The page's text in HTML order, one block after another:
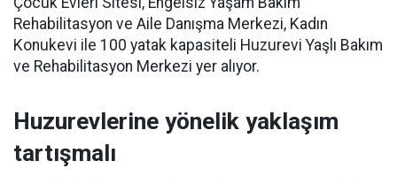
Rehabilitasyon ve Aile Danışma Merkezi, Kadın
Konukevi ile 100 yatak kapasiteli Huzurevi Yaşlı Bakım
ve Rehabilitasyon Merkezi yer alıyor.
Huzurevlerine yönelik yaklaşım
tartışmalı